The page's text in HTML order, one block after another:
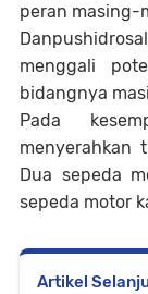
peran masing-
menggali
bidangnya
Pada
menyerahkan
Dua sepeda
sepeda motor
Artikel